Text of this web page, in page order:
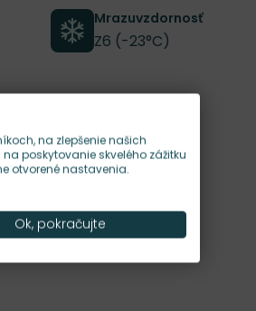
Mrazuvzdornosť
Z6 (-23°C)
150 cm
S, P
na zlepšenie našich
poskytovanie skvelého zážitku
otvorené nastavenia.
Ok, pokračujte